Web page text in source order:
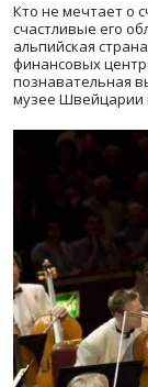
Кто не мечтает о
счастливые его
альпийская
финансовых
познавательная
музее Швейцарии